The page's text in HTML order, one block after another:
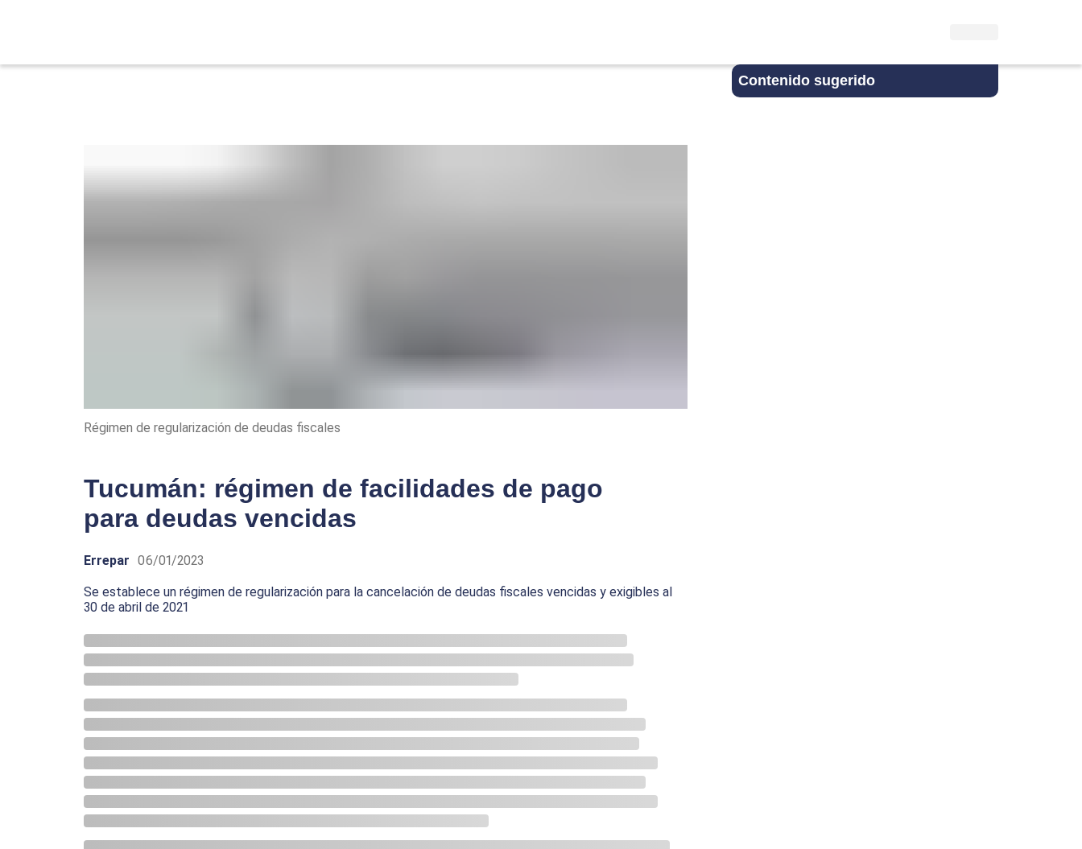
Contenido sugerido
Régimen de regularización de deudas fiscales
Tucumán: régimen de facilidades de pago
para deudas vencidas
Errepar 06/01/2023
Se establece un régimen de regularización para la cancelación de deudas fiscales vencidas y exigibles al
30 de abril de 2021